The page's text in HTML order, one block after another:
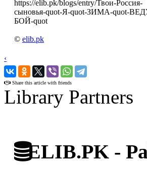
https://elib.pk/blogs/entry/Твои-Россия-
сыновья-quot-Я-quot-ЗИМА-quot-
БОЙ-quot
© elib.pk
‹
›
Share this article with friends
Library Partners
ELIB.PK -